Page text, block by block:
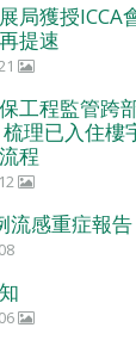
局獲授ICCA
提速
工程監管跨
理已入住樓
程
流感重症報告